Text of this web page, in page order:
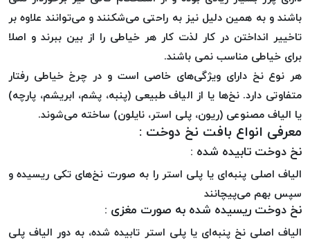
خورده
لیمکس
LIMAX
نخ
بافت
خورده
تریشه
امگا
OMEGA
نخ
بافت
بدون
باشند و به همین دلیل نیز به راحتی می‌شکنند و می‌توانند علاوه بر
تاخییر انداختن در کار لذت کار هر خیاطی را از بین ببرند و اصلا
برای خیاطی مناسب نمی باشند.
هر نوع نخ دارای ویژگی‌های خاصی است و در چرخ خیاطی رفتار
متفاوتی دارد. نخ‌ها یا از الیاف طبیعی (پنبه، پشم، ابریشم، پارچه)
یا الیاف مصنوعی (ریون، پلی استر، نایلون) ساخته می‌شوند.
معرفی انواع بافت نخ دوخت :
نخ دوخت تابیده شده :
الیاف اصلی پنبه‌ای یا پلی استر را به صورت نخ‌های تکی ریسیده و
سپس بهم می‌پیچانند
نخ دوخت ریسیده شده به صورت مغزی :
الیاف اصلی نخ پنبه‌ای یا پلی استر تابیده شده، به دور الیاف پلی